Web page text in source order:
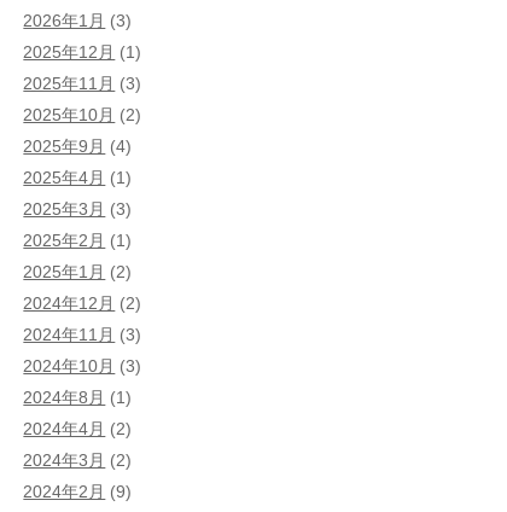
2026年1月 (3)
2025年12月 (1)
2025年11月 (3)
2025年10月 (2)
2025年9月 (4)
2025年4月 (1)
2025年3月 (3)
2025年2月 (1)
2025年1月 (2)
2024年12月 (2)
2024年11月 (3)
2024年10月 (3)
2024年8月 (1)
2024年4月 (2)
2024年3月 (2)
2024年2月 (9)